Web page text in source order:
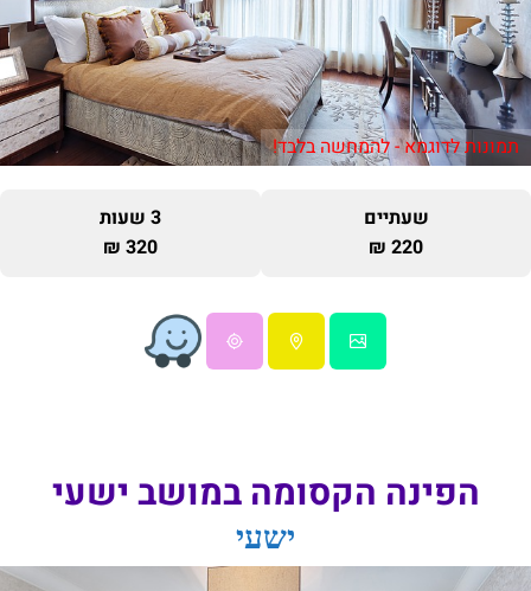
תמונות לדוגמא - להמחשה בלבד!
שעתיים
220 ₪
3 שעות
320 ₪
הפינה הקסומה במושב ישעי
ישעי